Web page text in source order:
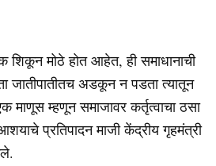
शिकून मोठे होत आहेत, ही समाधानाची
जातीपातीतच अडकून न पडता त्यातून
माणूस म्हणून समाजावर कर्तृत्वाचा ठसा
प्रतिपादन माजी केंद्रीय गृहमंत्री